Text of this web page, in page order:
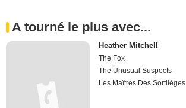
A tourné le plus avec...
Heather Mitchell
The Fox
The Unusual Suspects
Les Maîtres Des Sortilèges